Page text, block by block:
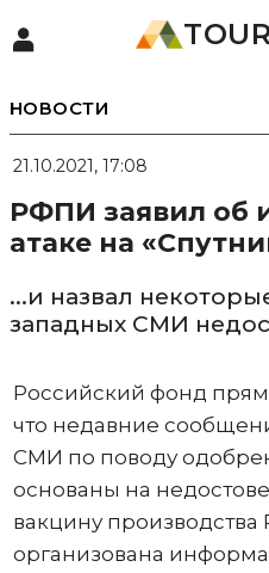
НОВОСТИ
21.10.2021, 17:08
РФПИ заявил об
атаке на
...и назвал
западных СМИ
Российский фонд
что недавние
СМИ по поводу
основаны на
вакцину
организована